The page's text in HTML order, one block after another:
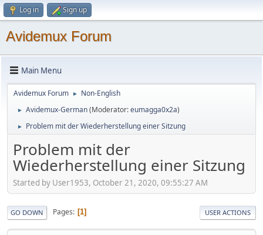
Log in Sign up
Avidemux Forum
Main Menu
Avidemux Forum ► Non-English
► Avidemux-German(Moderator:eumagga0x2a)
► Problem mit der Wiederherstellung einer Sitzung
Problem mit der
Wiederherstellung einer Sitzung
Started by User1953, October 21, 2020, 09:55:27 AM
GO DOWN Pages 1 USER ACTIONS